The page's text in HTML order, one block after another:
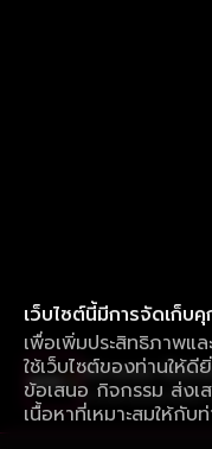
เว็บไซต์นี้มีการจัดเก็บ
เพื่อเพิ่มประสิทธิภาพแ
ใช้เว็บไซต์ของท่านให้
ข้อเสนอ กิจกรรม ส่งเ
เนื้อหาที่เหมาะสมให้กับ
ใช้งานแอป ลื่นไห
ดาวน์โหลดแอปเพื่อก